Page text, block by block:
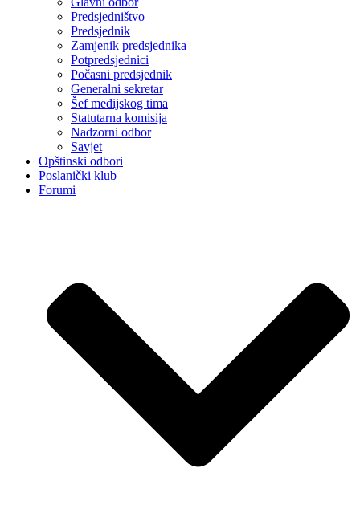
Predsjedništvo
Predsjednik
Zamjenik predsjednika
Potpredsjednici
Počasni predsjednik
Generalni sekretar
Šef medijskog tima
Statutarna komisija
Nadzorni odbor
Savjet
Opštinski odbori
Poslanički klub
Forumi